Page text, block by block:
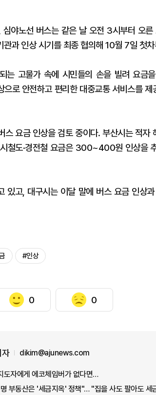
야노선 버스는 같은 날 오전 3시부터 오
과 인상 시기를 최종 협의해 10월 7일 첫
는 고물가 속에 시민들의 손을 빌려 요금
로 안전하고 편리한 대중교통 서비스를
스 요금 인상을 검토 중이다. 부산시는 적
철도·경전철 요금은 300~400원 인상을
있고, 대구시는 이달 말에 버스 요금 인상
#인상
0 0
자 dikim@ajunews.com
도자에게 에코체임버가 없다면…
부동산은 '세금지옥' 정책"… "집을 사도 팔아도 세